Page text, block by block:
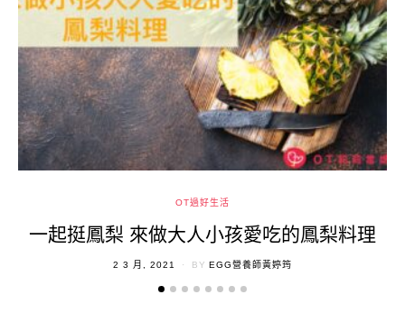
OT過好生活
一起挺鳳梨 來做大人小孩愛吃的鳳梨料理
POSTED
2 3 月, 2021 BY EGG營養師黃婷筠